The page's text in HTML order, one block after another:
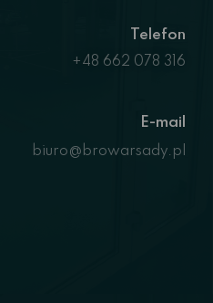
Telefon
+48 662 078 316
E-mail
biuro@browarsady.pl